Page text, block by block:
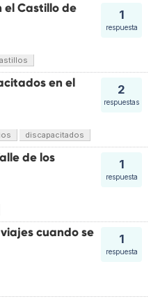
1
respuesta
el Castillo de
2
respuestas
en el
discapacitados
1
respuesta
de los
1
respuesta
cuando se